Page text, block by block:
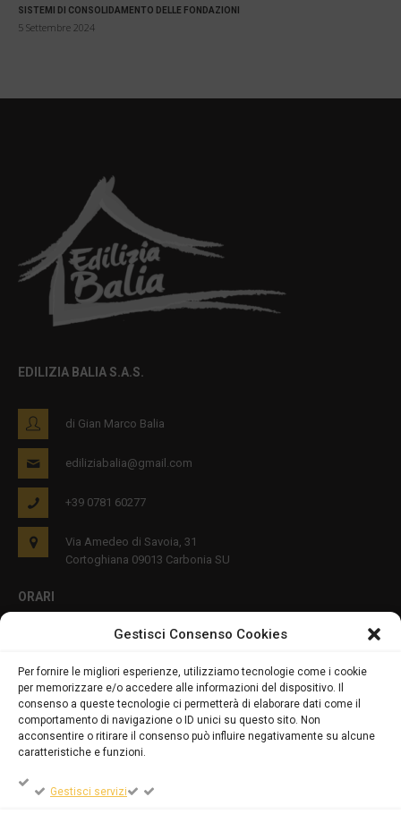
Gestisci Consenso Cookies
Per fornire le migliori esperienze, utilizziamo tecnologie come i cookie
per memorizzare e/o accedere alle informazioni del dispositivo. Il
consenso a queste tecnologie ci permetterà di elaborare dati come il
comportamento di navigazione o ID unici su questo sito. Non
acconsentire o ritirare il consenso può influire negativamente su alcune
caratteristiche e funzioni.
Gestisci servizi
SISTEMI DI CONSOLIDAMENTO DELLE FONDAZIONI
5 Settembre 2024
EDILIZIA BALIA S.A.S.
di Gian Marco Balia
ediliziabalia@gmail.com
+39 0781 60277
Via Amedeo di Savoia, 31
Cortoghiana 09013 Carbonia SU
ORARI
PRIVACY E COOKIES
DICHIARAZIONE SULLA PRIVACY (UE)
COOKIE POLICY (UE)